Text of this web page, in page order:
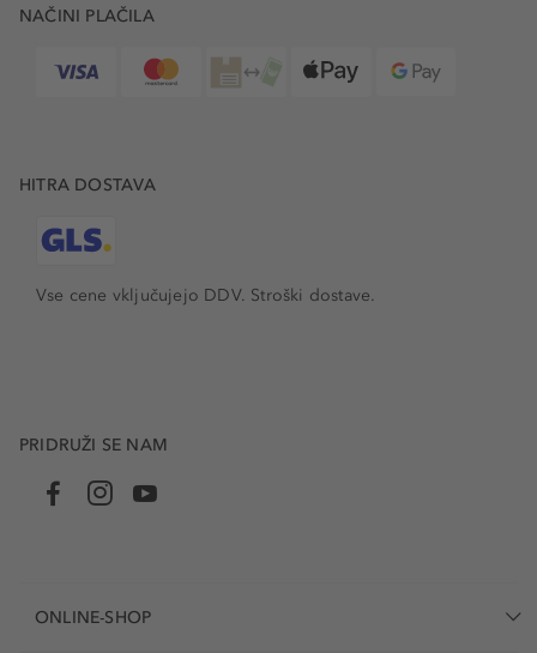
NAČINI PLAČILA
HITRA DOSTAVA
Vse cene vključujejo DDV. Stroški dostave.
PRIDRUŽI SE NAM
ONLINE-SHOP